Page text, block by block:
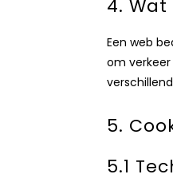
4.
Een web
om
5.
5.1